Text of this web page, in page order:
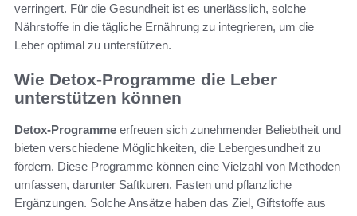
verringert. Für die Gesundheit ist es unerlässlich, solche
Nährstoffe in die tägliche Ernährung zu integrieren, um die
Leber optimal zu unterstützen.
Wie Detox-Programme die Leber
unterstützen können
Detox-Programme erfreuen sich zunehmender Beliebtheit und
bieten verschiedene Möglichkeiten, die Lebergesundheit zu
fördern. Diese Programme können eine Vielzahl von Methoden
umfassen, darunter Saftkuren, Fasten und pflanzliche
Ergänzungen. Solche Ansätze haben das Ziel, Giftstoffe aus